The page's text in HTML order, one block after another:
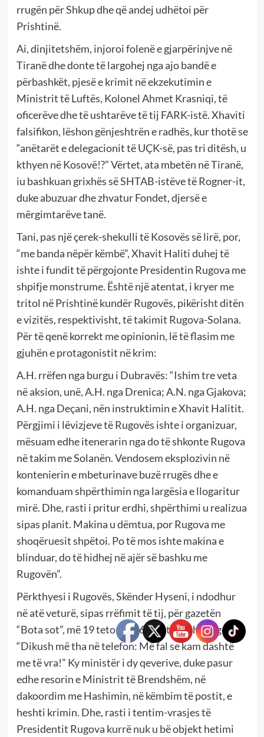
rrugën për Shkup dhe që andej udhëtoi për
Prishtinë.
Ai, dinjitetshëm, injoroi folenë e gjarpërinjve në
Tiranë dhe donte të largohej nga ajo bandë e
përbashkët, pjesë e krimit në ekzekutimin e
Ministrit të Luftës, Kolonel Ahmet Krasniqi, të
oficerëve dhe të ushtarëve të tij FARK-istë. Xhaviti
falsifikon, lëshon gënjeshtrën e radhës, kur thotë se
“anëtarët e delegacionit të UÇK-së, pas tri ditësh, u
kthyen në Kosovë!?” Vërtet, ata mbetën në Tiranë,
iu bashkuan grixhës së SHTAB-istëve të Rogner-it,
duke abuzuar dhe zhvatur Fondet, djersë e
mërgimtarëve tanë.
Tani, pas një çerek-shekulli të Kosovës së lirë, por,
“me banda nëpër këmbë”, Xhavit Haliti duhej të
ishte i fundit të përgojonte Presidentin Rugova me
shpifje monstrume. Është një atentat, i kryer me
tritol në Prishtinë kundër Rugovës, pikërisht ditën
e vizitës, respektivisht, të takimit Rugova-Solana.
Për të qenë korrekt me opinionin, lë të flasim me
gjuhën e protagonistit në krim:
A.H. rrëfen nga burgu i Dubravës: “Ishim tre veta
në aksion, unë, A.H. nga Drenica; A.N. nga Gjakova;
A.H. nga Deçani, nën instruktimin e Xhavit Halitit.
Përgjimi i lëvizjeve të Rugovës ishte i organizuar,
mësuam edhe itenerarin nga do të shkonte Rugova
në takim me Solanën. Vendosem eksplozivin në
kontenierin e mbeturinave buzë rrugës dhe e
komanduam shpërthimin nga largësia e llogaritur
mirë. Dhe, rasti i pritur erdhi, shpërthimi u realizua
sipas planit. Makina u dëmtua, por Rugova me
shoqëruesit shpëtoi. Po të mos ishte makina e
blinduar, do të hidhej në ajër së bashku me
Rugovën”.
Përkthyesi i Rugovës, Skënder Hyseni, i ndodhur
në atë veturë, sipas rrëfimit të tij, për gazetën
“Bota sot”, më 19 tetor 2006, veç tjerash, tregon:
“Dikush më tha në telefon: Më fal se kam dashtë
me të vra!” Ky ministër i dy qeverive, duke pasur
edhe resorin e Ministrit të Brendshëm, në
dakoordim me Hashimin, në këmbim të postit, e
heshti krimin. Dhe, rasti i tentim-vrasjes të
Presidentit Rugova kurrë nuk u bë objekt hetimi